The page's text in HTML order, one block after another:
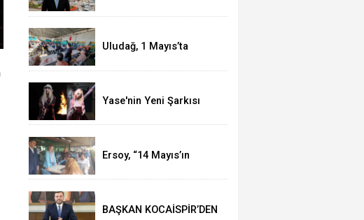
Uludağ, 1 Mayıs’ta
Yase'nin Yeni Şarkısı
Buluştu
Ersoy, “14 Mayıs’ın
BAŞKAN KOCAİSPİR’DEN